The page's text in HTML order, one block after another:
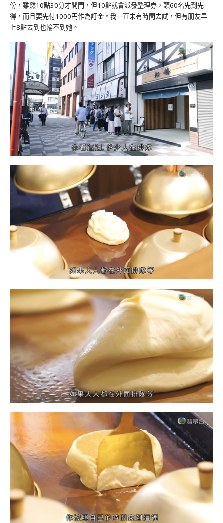
份，雖然10點30分才開門，但10點就會派發整理券，頭60名先到先
得，而且要先付1000円作為訂金。我一直未有時間去試，但有朋友早
上8點去到也輪不到她。